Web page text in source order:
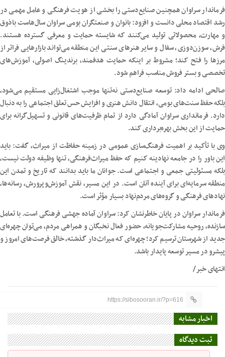
فرماندار سراوان همچنین صنایع‌دستی را بخشی از هویت فرهنگی و عامل مهمی در
رشد اقتصاد محلی دانست و افزود: بانوان و صنعتگران بومی سراوان سال‌هاست باذوق
و مهارت، محصولاتی تولید می‌کنند که شایسته حمایت و معرفی گسترده هستند.
فرش، سوزن‌دوزی، سفال و سایر هنرهای سنتی این منطقه می‌تواند بازارهایی فراتر از
مرزها را فتح کند؛ مشروط بر اینکه حمایت هدفمند، برندینگ اصولی، آموزش‌های
تخصصی و بستر فروش مناسب فراهم شود.
صالحی ادامه داد: توسعه صنایع‌دستی نه‌تنها موجب اشتغال‌زایی مستقیم می‌شود،
بلکه حفظ سنت‌های بومی، انتقال دانش هنری و افزایش حس تعلق اجتماعی را به دنبال
دارد. فرمانداری سراوان آمادگی دارد از تمام ظرفیت‌های قانونی و تسهیل‌گرانه برای
حمایت از این بخش بهره‌برداری کند.
وی با تأکید بر اهمیت فرهنگ‌سازی عمومی در زمینه حفاظت از میراث، گفت: باید
این باور را در جامعه نهادینه کنیم که حفظ میراث‌فرهنگی، تنها وظیفه دولت نیست،
بلکه مسئولیتی جمعی و اجتماعی است. جوانان ما باید بدانند که تاریخ و تمدن این
منطقه سرمایه‌ای برای آینده آنان است. در این مسیر، نقش آموزش‌وپرورش، رسانه‌ها،
نهادهای فرهنگی و گروه‌های مردم‌نهاد بسیار مؤثر است.
فرماندار سراوان در پایان خاطرنشان کرد: سراوان آماده جهشی فرهنگی است. با تعامل
سازنده، روحیه مشارکت‌جویانه، حضور فعال نخبگان و همراهی مردم، می‌توان چهره‌ای
جدید از شهرستان ترسیم کرد؛ چهره‌ای که میراث‌دار گذشته، خالق فرصت‌های امروز و
پیشرو در مسیر توسعه پایدار باشد.
انتهای خبر/
https://sibosooran.ir/?p=616
اخبار مشابه
ثبت دیدگاه